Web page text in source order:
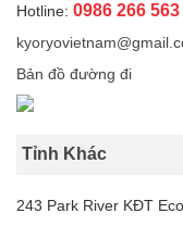
Hotline: 0986 266 563
Bản đồ đường đi
Tỉnh Khác
243 Park River KĐT